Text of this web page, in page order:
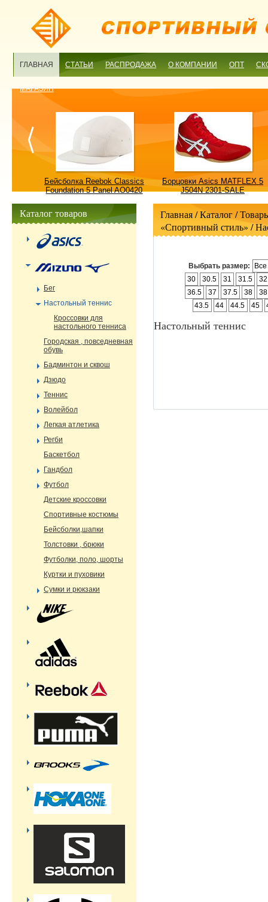
ГЛАВНАЯ СТАТЬИ РАСПРОДАЖА О КОМПАНИИ ОПТ
МАГАЗИН
Бейсболка Reebok Classics
Foundation 5 Panel AO0420
Борцовки Asics MATFLEX 5
J504N 2301-SALE
Главная/ Каталог /
«Спортивный стиль» /
Выбрать размер:
30
30.5 31 31.5
32
36.5
37 37.5 38
43.5
44 44.5 45
Настольный теннис
Каталог товаров
Бег
Настольный теннис
Кроссовки для
настольного тенниса
Городская , повседневная
обувь
Бадминтон и сквош
Дзюдо
Теннис
Волейбол
Легкая атлетика
Регби
Баскетбол
Гандбол
Футбол
Детские кроссовки
Спортивные костюмы
Бейсболки,шапки
Толстовки , брюки
Футболки, поло, шорты
Куртки и пуховики
Сумки и рюкзаки